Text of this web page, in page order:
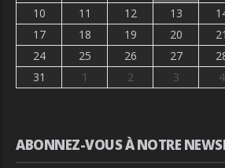
10
11 12 13
17
18 19 20 21
24
25 26 27
31
1 2 3 4
ABONNEZ-VOUS À NOTRE